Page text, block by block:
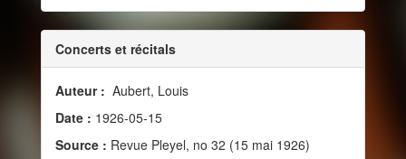
Concerts et récitals
Auteur : Aubert, Louis
Date : 1926-05-15
Source : Revue Pleyel, no 32 (15 mai 1926)